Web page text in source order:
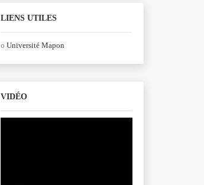
LIENS UTILES
o Université Mapon
VIDÉO